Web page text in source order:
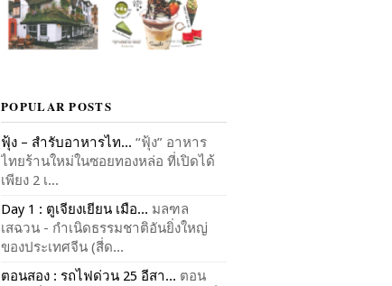
POPULAR POSTS
ฟุ้ง – สำรับอาหารไท... “ฟุ้ง” อาหาร
ไทยร้านใหม่ในซอยทองหล่อ ที่เปิดได้
เพียง 2 เ...
Day 1 : ตูเจียงเยียน เมือ... มลฑล
เสฉวน - กำเนิดธรรมชาติอันยิ่งใหญ่
ของประเทศจีน (สี่ด...
ตอนสอง : รถไฟด่วน 25 อีสา... ตอน